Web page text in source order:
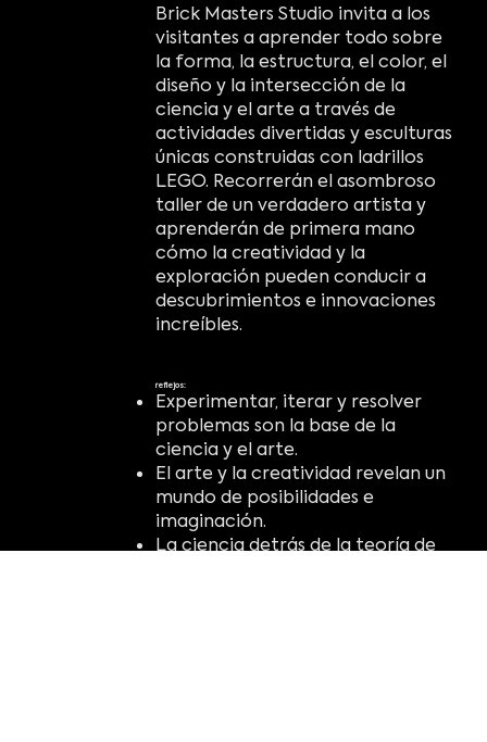
Brick Masters Studio invita a los
visitantes a aprender todo sobre
la forma, la estructura, el color, el
diseño y la intersección de la
ciencia y el arte a través de
actividades divertidas y esculturas
únicas construidas con ladrillos
LEGO. Recorrerán el asombroso
taller de un verdadero artista y
aprenderán de primera mano
cómo la creatividad y la
exploración pueden conducir a
descubrimientos e innovaciones
increíbles.
reflejos:
Experimentar, iterar y resolver
problemas son la base de la
ciencia y el arte.
El arte y la creatividad revelan un
mundo de posibilidades e
imaginación.
La ciencia detrás de la teoría de